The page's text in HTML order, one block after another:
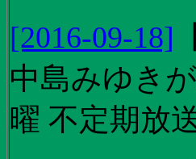
[2016-09-18]
中島みゆき
曜 不定期放送